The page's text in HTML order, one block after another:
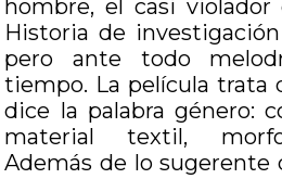
hombre, el casi
Historia de
pero ante todo
tiempo. La película trata
dice la palabra género:
material textil,
Además de lo sugerente